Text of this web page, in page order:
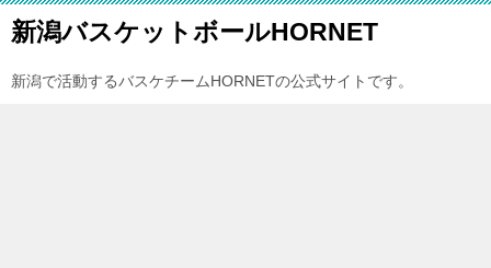
新潟バスケットボールHORNET
新潟で活動するバスケチームHORNETの公式サイトです。